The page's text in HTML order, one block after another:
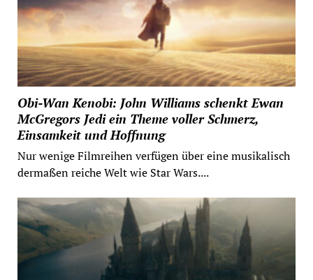
Obi-Wan Kenobi: John Williams schenkt Ewan
McGregors Jedi ein Theme voller Schmerz,
Einsamkeit und Hoffnung
Nur wenige Filmreihen verfügen über eine musikalisch
dermaßen reiche Welt wie Star Wars....